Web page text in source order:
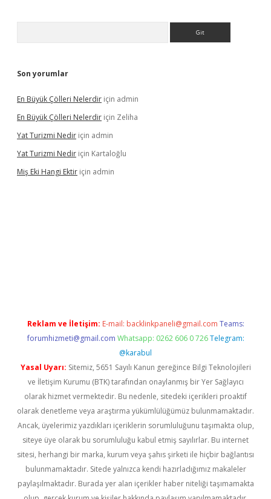
Son yorumlar
En Büyük Çölleri Nelerdir için admin
En Büyük Çölleri Nelerdir için Zeliha
Yat Turizmi Nedir için admin
Yat Turizmi Nedir için Kartaloğlu
Miş Eki Hangi Ektir için admin
Reklam ve İletişim: E-mail: backlinkpaneli@gmail.com Teams:
forumhizmeti@gmail.com Whatsapp: 0262 606 0 726 Telegram:
@karabul
Yasal Uyarı: Sitemiz, 5651 Sayılı Kanun gereğince Bilgi Teknolojileri
ve İletişim Kurumu (BTK) tarafından onaylanmış bir Yer Sağlayıcı
olarak hizmet vermektedir. Bu nedenle, sitedeki içerikleri proaktif
olarak denetleme veya araştırma yükümlülüğümüz bulunmamaktadır.
Ancak, üyelerimiz yazdıkları içeriklerin sorumluluğunu taşımakta olup,
siteye üye olarak bu sorumluluğu kabul etmiş sayılırlar. Bu internet
sitesi, herhangi bir marka, kurum veya şahıs şirketi ile hiçbir bağlantısı
bulunmamaktadır. Sitede yalnızca kendi hazırladığımız makaleler
paylaşılmaktadır. Burada yer alan içerikler haber niteliği taşımamakta